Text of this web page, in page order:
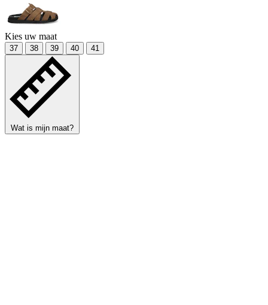
Kies uw maat
37 38 39 40 41
Wat is mijn maat?